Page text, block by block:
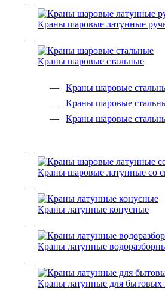
Краны шаровые латунные
Краны шаровые стальные
Краны шаровые
Краны шаровые
Краны шаровые
Краны шаровые латунные со
Краны латунные конусные
Краны латунные
Краны латунные для бытовых